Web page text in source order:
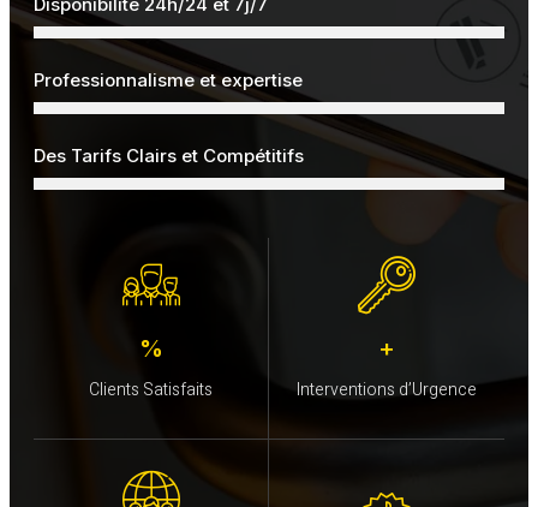
Disponibilité 24h/24 et 7j/7
Professionnalisme et expertise
Des Tarifs Clairs et Compétitifs
%
Clients Satisfaits
+
Interventions d’Urgence